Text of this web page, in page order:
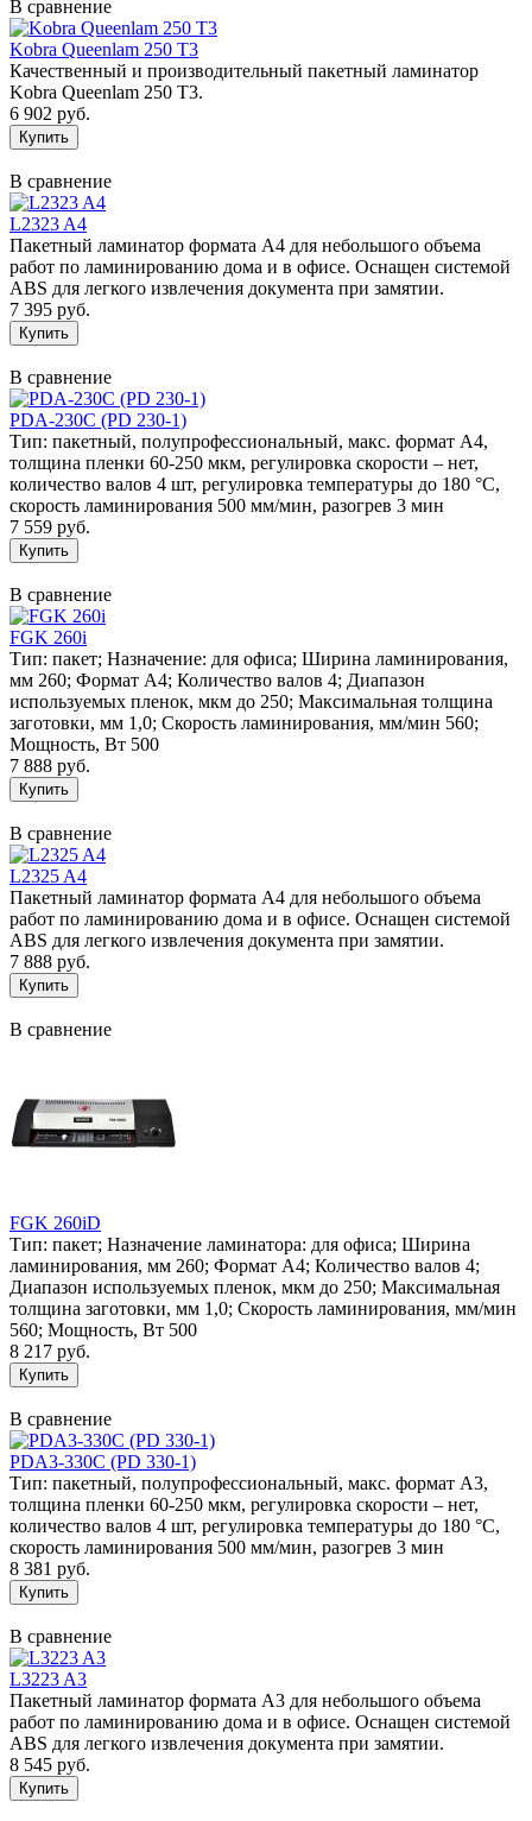
В сравнение
Kobra Queenlam 250 T3
Качественный и производительный пакетный ламинатор
Kobra Queenlam 250 T3.
6 902 руб.
В сравнение
L2323 A4
Пакетный ламинатор формата А4 для небольшого объема
работ по ламинированию дома и в офисе. Оснащен системой
ABS для легкого извлечения документа при замятии.
7 395 руб.
В сравнение
PDA-230C (PD 230-1)
Тип: пакетный, полупрофессиональный, макс. формат А4,
толщина пленки 60-250 мкм, регулировка скорости – нет,
количество валов 4 шт, регулировка температуры до 180 °C,
скорость ламинирования 500 мм/мин, разогрев 3 мин
7 559 руб.
В сравнение
FGK 260i
Тип: пакет; Назначение: для офиса; Ширина ламинирования,
мм 260; Формат А4; Количество валов 4; Диапазон
используемых пленок, мкм до 250; Максимальная толщина
заготовки, мм 1,0; Скорость ламинирования, мм/мин 560;
Мощность, Вт 500
7 888 руб.
В сравнение
L2325 A4
Пакетный ламинатор формата А4 для небольшого объема
работ по ламинированию дома и в офисе. Оснащен системой
ABS для легкого извлечения документа при замятии.
7 888 руб.
В сравнение
FGK 260iD
Тип: пакет; Назначение ламинатора: для офиса; Ширина
ламинирования, мм 260; Формат А4; Количество валов 4;
Диапазон используемых пленок, мкм до 250; Максимальная
толщина заготовки, мм 1,0; Скорость ламинирования, мм/мин
560; Мощность, Вт 500
8 217 руб.
В сравнение
PDA3-330C (PD 330-1)
Тип: пакетный, полупрофессиональный, макс. формат А3,
толщина пленки 60-250 мкм, регулировка скорости – нет,
количество валов 4 шт, регулировка температуры до 180 °C,
скорость ламинирования 500 мм/мин, разогрев 3 мин
8 381 руб.
В сравнение
L3223 A3
Пакетный ламинатор формата А3 для небольшого объема
работ по ламинированию дома и в офисе. Оснащен системой
ABS для легкого извлечения документа при замятии.
8 545 руб.